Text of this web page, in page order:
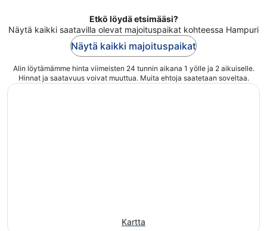
Etkö löydä etsimääsi?
Näytä kaikki saatavilla olevat majoituspaikat kohteessa Hampuri
Näytä kaikki majoituspaikat
Alin löytämämme hinta viimeisten 24 tunnin aikana 1 yölle ja 2 aikuiselle.
Hinnat ja saatavuus voivat muuttua. Muita ehtoja saatetaan soveltaa.
Kartta